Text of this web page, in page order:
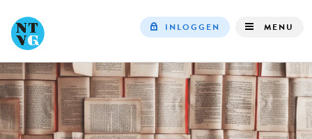
navigation
INLOGGEN MENU